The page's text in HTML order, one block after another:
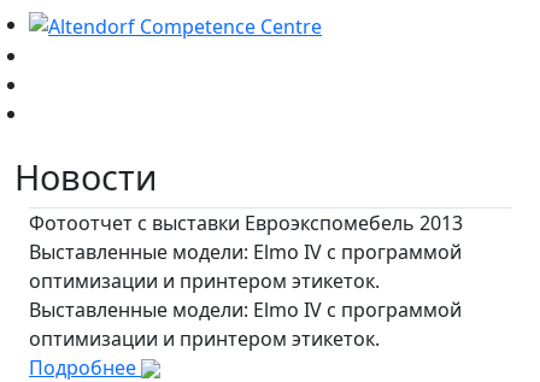
Новости
Фотоотчет с выставки Евроэкспомебель 2013
Выставленные модели: Elmo IV с программой
оптимизации и принтером этикеток.
Выставленные модели: Elmo IV с программой
оптимизации и принтером этикеток.
Подробнее